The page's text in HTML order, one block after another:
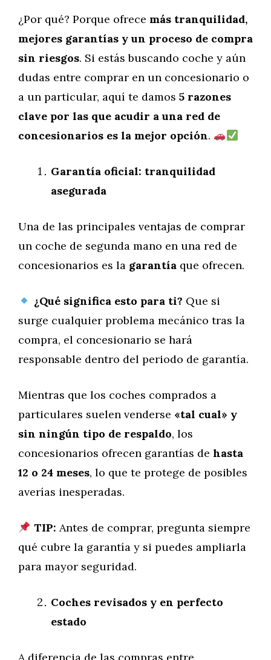
¿Por qué? Porque ofrece más tranquilidad,
mejores garantías y un proceso de compra
sin riesgos. Si estás buscando coche y aún
dudas entre comprar en un concesionario o
a un particular, aquí te damos 5 razones
clave por las que acudir a una red de
concesionarios es la mejor opción.
Garantía oficial: tranquilidad
asegurada
Una de las principales ventajas de comprar
un coche de segunda mano en una red de
concesionarios es la garantía que ofrecen.
¿Qué significa esto para ti? Que si
surge cualquier problema mecánico tras la
compra, el concesionario se hará
responsable dentro del periodo de garantía.
Mientras que los coches comprados a
particulares suelen venderse «tal cual» y
sin ningún tipo de respaldo, los
concesionarios ofrecen garantías de hasta
12 o 24 meses, lo que te protege de posibles
averías inesperadas.
TIP: Antes de comprar, pregunta siempre
qué cubre la garantía y si puedes ampliarla
para mayor seguridad.
Coches revisados y en perfecto
estado